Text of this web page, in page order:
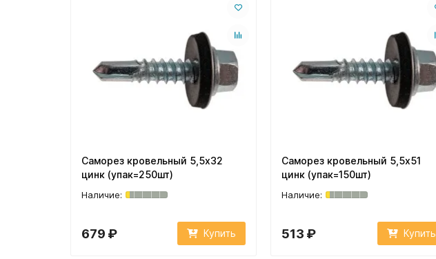
Саморез кровельный 5,5х32
цинк (упак=250шт)
679 ₽ Купить
Саморез кровельный 5,5х51
цинк (упак=150шт)
513 ₽ Купить